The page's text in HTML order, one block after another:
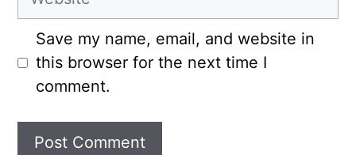
Save my name, email, and website in
this browser for the next time I
comment.